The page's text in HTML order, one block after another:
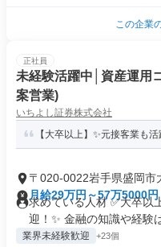
この企業
正社員
未経験活躍中│資産運用
案営業)
いちよし証券株式会社
【大卒以上】✨元接客業も
〒020-0022岩手県盛岡市
月給29万円～57万5000円
求めている人材 ✅大卒以
迎！✨ 金融の知識や経験
業界未経験歓迎 +23個